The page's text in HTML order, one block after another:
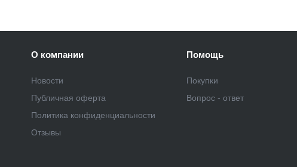
О компании
Новости
Публичная оферта
Политика конфиденциальности
Отзывы
Помощь
Покупки
Вопрос - ответ